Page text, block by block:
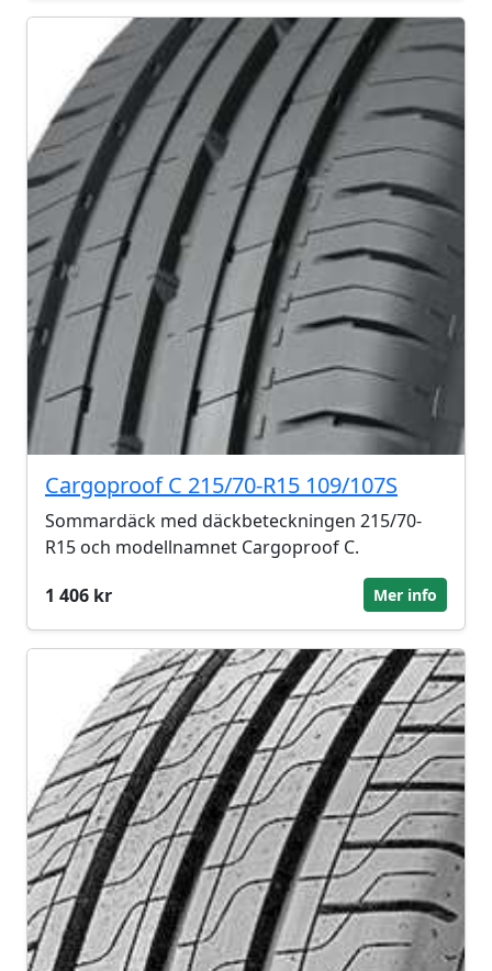
Cargoproof C 215/70-R15 109/107S
Sommardäck med däckbeteckningen 215/70-
R15 och modellnamnet Cargoproof C.
1 406 kr
Mer info